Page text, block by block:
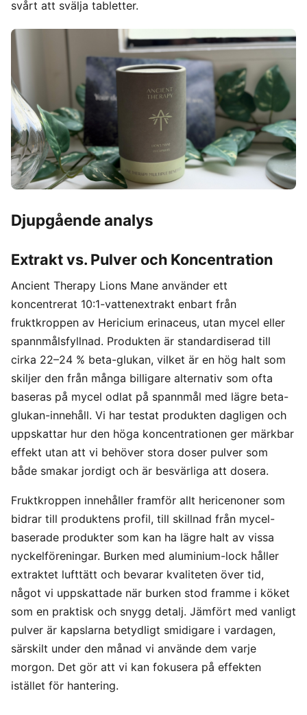
svårt att svälja tabletter.
Djupgående analys
Extrakt vs. Pulver och Koncentration
Ancient Therapy Lions Mane använder ett
koncentrerat 10:1-vattenextrakt enbart från
fruktkroppen av Hericium erinaceus, utan mycel eller
spannmålsfyllnad. Produkten är standardiserad till
cirka 22–24 % beta-glukan, vilket är en hög halt som
skiljer den från många billigare alternativ som ofta
baseras på mycel odlat på spannmål med lägre beta-
glukan-innehåll. Vi har testat produkten dagligen och
uppskattar hur den höga koncentrationen ger märkbar
effekt utan att vi behöver stora doser pulver som
både smakar jordigt och är besvärliga att dosera.
Fruktkroppen innehåller framför allt hericenoner som
bidrar till produktens profil, till skillnad från mycel-
baserade produkter som kan ha lägre halt av vissa
nyckelföreningar. Burken med aluminium-lock håller
extraktet lufttätt och bevarar kvaliteten över tid,
något vi uppskattade när burken stod framme i köket
som en praktisk och snygg detalj. Jämfört med vanligt
pulver är kapslarna betydligt smidigare i vardagen,
särskilt under den månad vi använde dem varje
morgon. Det gör att vi kan fokusera på effekten
istället för hantering.